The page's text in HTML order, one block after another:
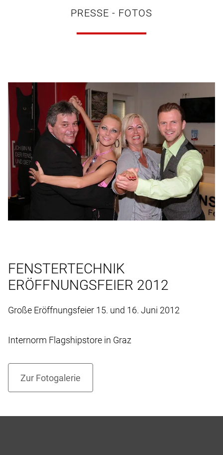
PRESSE - FOTOS
FENSTERTECHNIK
ERÖFFNUNGSFEIER 2012
Große Eröffnungsfeier 15. und 16. Juni 2012
Internorm Flagshipstore in Graz